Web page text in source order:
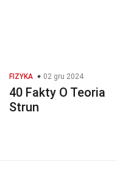
FIZYKA 02 gru 2024
40 Fakty O Teoria
Strun